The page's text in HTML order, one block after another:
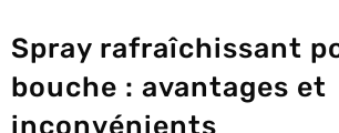
Spray rafraîchissant
bouche : avantages et
inconvénients